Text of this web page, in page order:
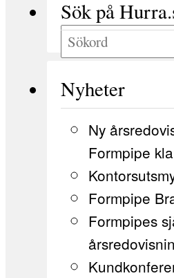
Sök på
Nyheter
Ny
Formpipe
Formpipe
Formpipes